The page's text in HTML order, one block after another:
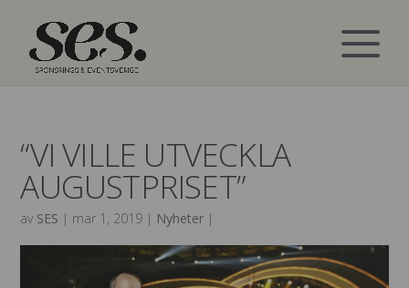
“VI VILLE UTVECKLA
AUGUSTPRISET”
av SES | mar 1, 2019 | Nyheter |